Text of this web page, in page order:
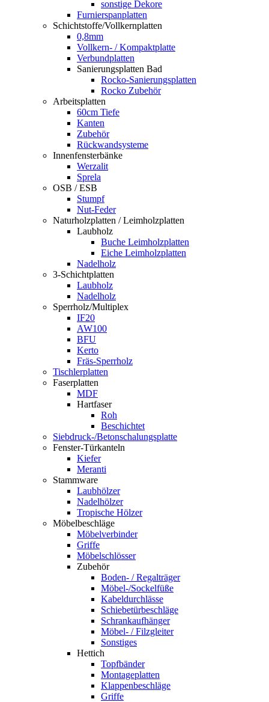
sonstige Dekore
Furnierspanplatten
Schichtstoffe/Vollkernplatten
0,8mm
Vollkern- / Kompaktplatte
Verbundplatten
Sanierungsplatten Bad
Rocko-Sanierungsplatten
Rocko Zubehör
Arbeitsplatten
60cm Tiefe
Kanten
Zubehör
Rückwandsysteme
Innenfensterbänke
Werzalit
Sprela
OSB / ESB
Stumpf
Nut-Feder
Naturholzplatten / Leimholzplatten
Laubholz
Buche Leimholzplatten
Eiche Leimholzplatten
Nadelholz
3-Schichtplatten
Laubholz
Nadelholz
Sperrholz/Multiplex
IF20
AW100
BFU
Kerto
Fräs-Sperrholz
Tischlerplatten
Faserplatten
MDF
Hartfaser
Roh
Beschichtet
Siebdruck-/Betonschalungsplatte
Fenster-Türkanteln
Kiefer
Meranti
Stammware
Laubhölzer
Nadelhölzer
Tropische Hölzer
Möbelbeschläge
Möbelverbinder
Griffe
Möbelschlösser
Zubehör
Boden- / Regalträger
Möbel-/Sockelfüße
Kabeldurchlässe
Schiebetürbeschläge
Schrankaufhänger
Möbel- / Filzgleiter
Sonstiges
Hettich
Topfbänder
Montageplatten
Klappenbeschläge
Griffe